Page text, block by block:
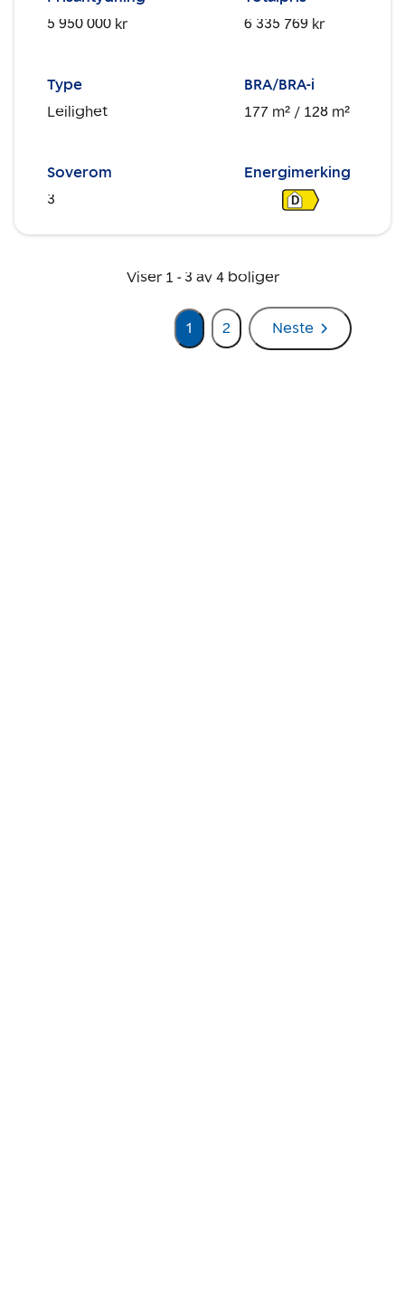
5 950 000 kr
6 335 769 kr
Type
Leilighet
BRA/BRA-i
177 m² / 128 m²
Soverom
3
Energimerking
D
Viser 1 - 3 av 4boliger
1 2 Neste